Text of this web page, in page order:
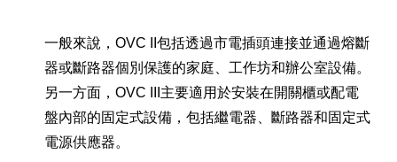
一般來說，OVC II包括透過市電插頭連接並通過熔斷
器或斷路器個別保護的家庭、工作坊和辦公室設備。
另一方面，OVC III主要適用於安裝在開關櫃或配電
盤內部的固定式設備，包括繼電器、斷路器和固定式
電源供應器。